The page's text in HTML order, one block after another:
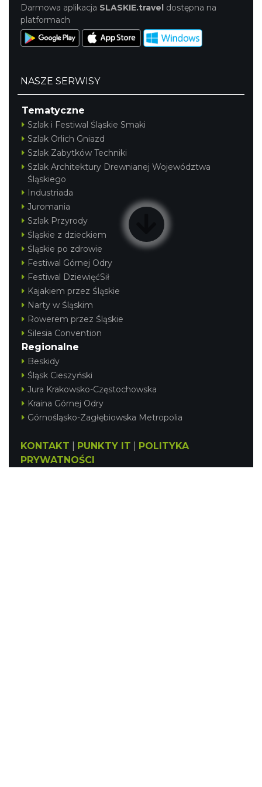
Darmowa aplikacja SLASKIE.travel dostępna na
platformach
NASZE SERWISY
Tematyczne
Szlak i Festiwal Śląskie Smaki
Szlak Orlich Gniazd
Szlak Zabytków Techniki
Szlak Architektury Drewnianej Województwa
Śląskiego
Industriada
Juromania
Szlak Przyrody
Śląskie z dzieckiem
Śląskie po zdrowie
Festiwal Górnej Odry
Festiwal DziewięćSił
Kajakiem przez Śląskie
Narty w Śląskim
Rowerem przez Śląskie
Silesia Convention
Regionalne
Beskidy
Śląsk Cieszyński
Jura Krakowsko-Częstochowska
Kraina Górnej Odry
Górnośląsko-Zagłębiowska Metropolia
KONTAKT PUNKTY IT
POLITYKA
PRYWATNOŚCI